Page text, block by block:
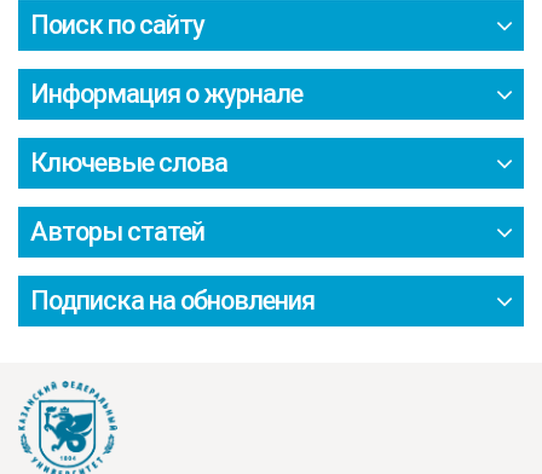
Поиск по сайту
Информация о журнале
Ключевые слова
Авторы статей
Подписка на обновления